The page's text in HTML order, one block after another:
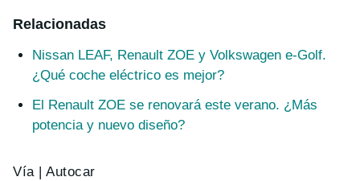
Relacionadas
Nissan LEAF, Renault ZOE y Volkswagen e-Golf.
¿Qué coche eléctrico es mejor?
El Renault ZOE se renovará este verano. ¿Más
potencia y nuevo diseño?
Vía | Autocar